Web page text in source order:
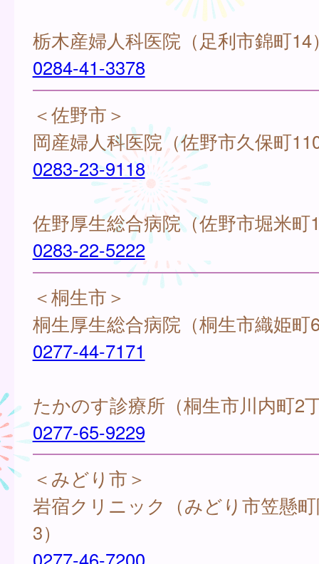
栃木産婦人科医院（足利市錦町14
0284-41-3378
＜佐野市＞
岡産婦人科医院（佐野市久保町
0283-23-9118
佐野厚生総合病院（佐野市堀米町
0283-22-5222
＜桐生市＞
桐生厚生総合病院（桐生市織姫町
0277-44-7171
たかのす診療所（桐生市川内町2
0277-65-9229
＜みどり市＞
岩宿クリニック（みどり市笠懸
3）